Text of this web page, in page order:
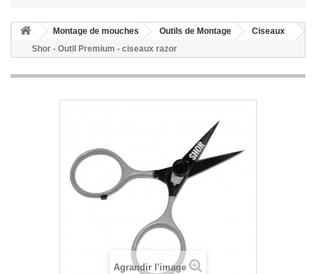
Montage de mouches Outils de Montage
Ciseaux
Shor - Outil Premium - ciseaux razor
Agrandir l'image